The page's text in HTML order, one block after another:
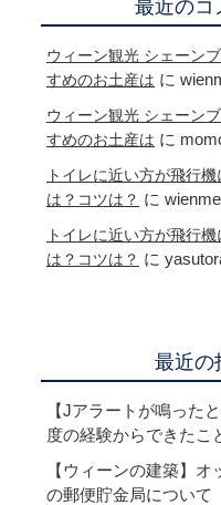
最近のコ
ウィーン観光 シェーン
すめのお土産は に
ウィーン観光 シェーン
すめのお土産は に
トイレに近い方が飛行
は？コツは？ に
トイレに近い方が飛行
は？コツは？ に
最近の
【Jアラートが鳴った
度の経験からできたこ
【ウィーンの建築】
の郵便貯金局について